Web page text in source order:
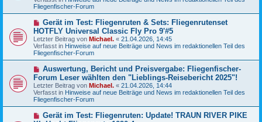
a
r
B
e
t
r
a
g
Fliegenfischer-Forum
N
e
u
e
r
B
e
t
r
a
g
Gerät im Test: Fliegenruten & Sets: Fliegenrutenset
HOTFLY Universal Classic Fly Pro 9'#5
Letzter Beitrag von Michael. « 21.04.2026, 14:45
Verfasst in Hinweise auf neue Beiträge und News im redaktionellen Teil des
Fliegenfischer-Forum
N
u
e
r
B
e
Auswertung, Bericht und Preisvergabe: Fliegenfischer-
Forum Leser wählten den "Lieblings-Reisebericht 2025"!
Letzter Beitrag von Michael. « 21.04.2026, 14:44
Verfasst in Hinweise auf neue Beiträge und News im redaktionellen Teil des
Fliegenfischer-Forum
NGerät im Test: Fliegenruten: Update! TRAUN RIVER PIKE